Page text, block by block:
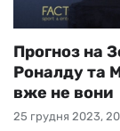
25 грудня 2023,
Прогноз на
Роналду та
вже не вони